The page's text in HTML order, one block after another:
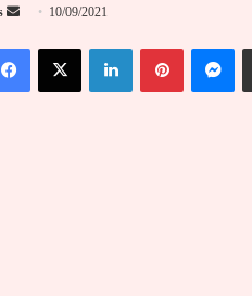
Envoyer
courriel
10/09/2021
FacebookX LinkedinPinterest